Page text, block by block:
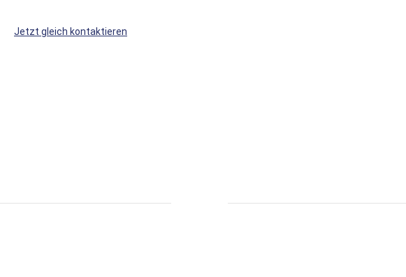
WS
WS
Jetzt gleich kontaktieren